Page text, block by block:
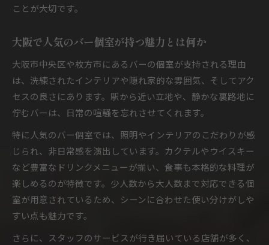
ことが大切です。
大阪で人気のバー個室が持つ魅力とは何か
大阪市中央区や枚方市にあるバーの個室が支持される理由
は、洗練されたインテリアや隠れ家的な雰囲気、そしてアク
セスの良さにあります。駅から近い立地や、静かな裏路地に
佇むバーは、日常の喧騒を忘れさせてくれます。
特に人気のバー個室では、照明やインテリアのこだわりが感
じられ、非日常感を演出しています。カクテルやウイスキー
など豊富なドリンクメニューが揃い、食事も本格的な料理が
楽しめるのが特徴です。少人数から大人数まで対応できる個
室が用意されているため、シーンに合わせた使い分けがしや
すい点も魅力です。
さらに、スタッフのサービスが行き届いている店舗が多く、